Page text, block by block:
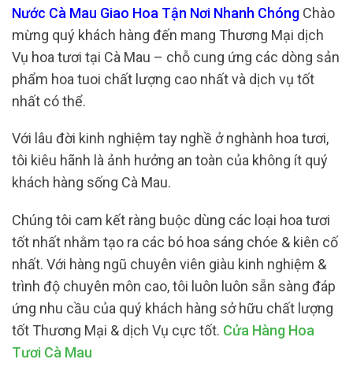
Nước Cà Mau Giao Hoa Tận Nơi Nhanh Chóng Chào
mừng quý khách hàng đến mang Thương Mại dịch
Vụ hoa tươi tại Cà Mau – chỗ cung ứng các dòng sản
phẩm hoa tuoi chất lượng cao nhất và dịch vụ tốt
nhất có thể.
Với lâu đời kinh nghiệm tay nghề ở nghành hoa tươi,
tôi kiêu hãnh là ảnh hưởng an toàn của không ít quý
khách hàng sống Cà Mau.
Chúng tôi cam kết ràng buộc dùng các loại hoa tươi
tốt nhất nhằm tạo ra các bó hoa sáng chóe & kiên cố
nhất. Với hàng ngũ chuyên viên giàu kinh nghiệm &
trình độ chuyên môn cao, tôi luôn luôn sẵn sàng đáp
ứng nhu cầu của quý khách hàng sở hữu chất lượng
tốt Thương Mại & dịch Vụ cực tốt. Cửa Hàng Hoa
Tươi Cà Mau